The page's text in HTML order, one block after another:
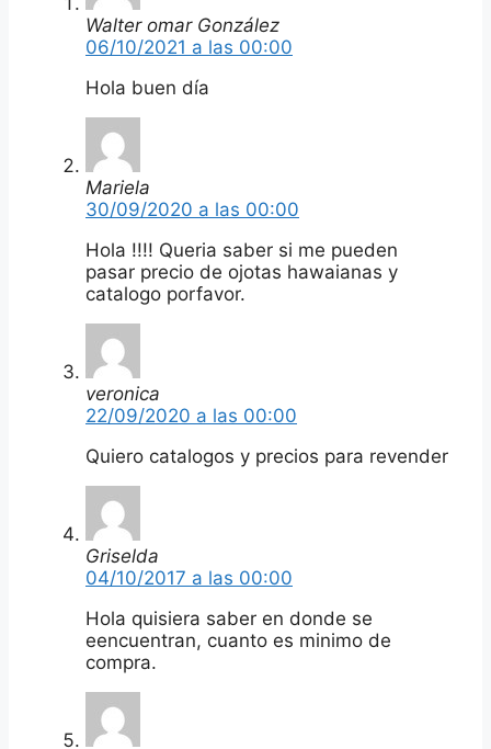
Walter omar González
06/10/2021 a las 00:00
Hola buen día
Mariela
30/09/2020 a las 00:00
Hola !!!! Queria saber si me pueden
pasar precio de ojotas hawaianas y
catalogo porfavor.
veronica
22/09/2020 a las 00:00
Quiero catalogos y precios para revender
Griselda
04/10/2017 a las 00:00
Hola quisiera saber en donde se
eencuentran, cuanto es minimo de
compra.